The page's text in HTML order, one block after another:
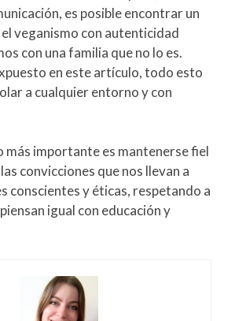
es posible encontrar un
veganismo con autenticidad
con una familia que no lo es.
en este artículo, todo esto
a cualquier entorno y con
más importante es mantenerse fiel
convicciones que nos llevan a
conscientes y éticas, respetando a
igual con educación y